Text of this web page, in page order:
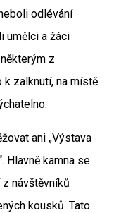
odlévání
umělci a žáci
z
k zalknutí, na místě
ani „Výstava
Hlavně kamna se
návštěvníků
kousků. Tato